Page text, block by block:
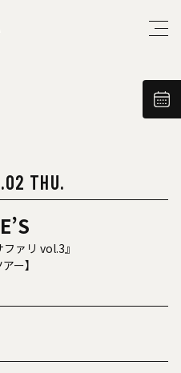
THU.
ファリ vol.3』
ー】